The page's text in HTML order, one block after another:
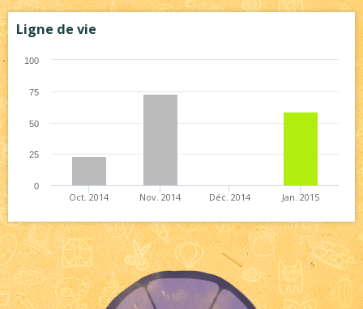
Ligne de vie
Oct. 2014 Nov. 2014 Déc. 2014 Jan. 2015
0
25
50
75
100